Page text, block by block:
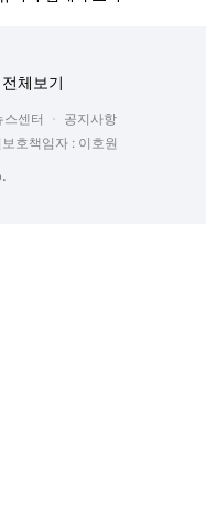
전체보기
센터
공지사항
호책임자 : 이호원